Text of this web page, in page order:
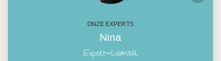
ONZE EXPERTS
Nina
Expert-Colombia